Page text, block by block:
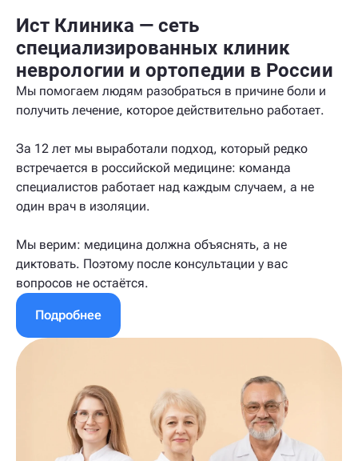
Ист Клиника — сеть
специализированных клиник
неврологии и ортопедии в России
Мы помогаем людям разобраться в причине боли и
получить лечение, которое действительно работает.
За 12 лет мы выработали подход, который редко
встречается в российской медицине: команда
специалистов работает над каждым случаем, а не
один врач в изоляции.
Мы верим: медицина должна объяснять, а не
диктовать. Поэтому после консультации у вас
вопросов не остаётся.
Подробнее